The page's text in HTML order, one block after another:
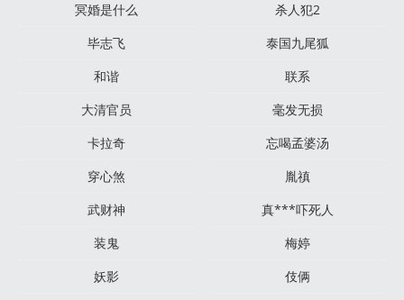
冥婚是什么
杀人犯2
毕志飞
泰国九尾狐
和谐
联系
大清官员
毫发无损
卡拉奇
忘喝孟婆汤
穿心煞
胤禛
武财神
真***吓死人
装鬼
梅婷
妖影
伎俩